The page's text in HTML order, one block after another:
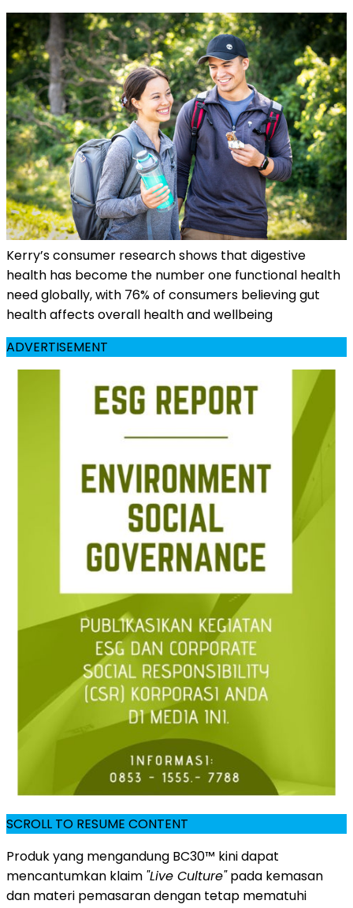
Kerry’s consumer research shows that digestive
health has become the number one functional health
need globally, with 76% of consumers believing gut
health affects overall health and wellbeing
ADVERTISEMENT
SCROLL TO RESUME CONTENT
Produk yang mengandung BC30™ kini dapat
mencantumkan klaim "Live Culture"pada kemasan
dan materi pemasaran dengan tetap mematuhi